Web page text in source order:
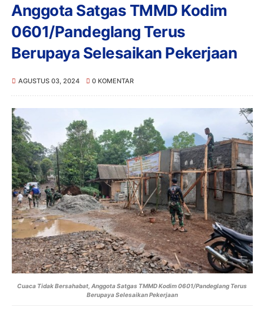
Anggota Satgas TMMD Kodim
0601/Pandeglang Terus
Berupaya Selesaikan Pekerjaan
AGUSTUS 03, 2024 0 KOMENTAR
Cuaca Tidak Bersahabat, Anggota Satgas TMMD Kodim 0601/Pandeglang Terus
Berupaya Selesaikan Pekerjaan